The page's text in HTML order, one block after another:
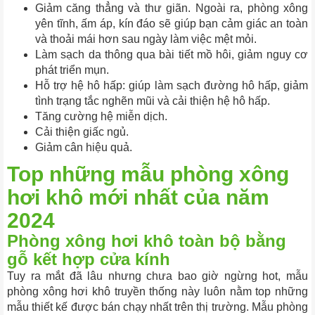
Giảm căng thẳng và thư giãn. Ngoài ra, phòng xông
yên tĩnh, ấm áp, kín đáo sẽ giúp bạn cảm giác an toàn
và thoải mái hơn sau ngày làm việc mệt mỏi.
Làm sạch da thông qua bài tiết mồ hôi, giảm nguy cơ
phát triển mụn.
Hỗ trợ hệ hô hấp: giúp làm sạch đường hô hấp, giảm
tình trạng tắc nghẽn mũi và cải thiện hệ hô hấp.
Tăng cường hệ miễn dịch.
Cải thiện giấc ngủ.
Giảm cân hiệu quả.
Top những mẫu phòng xông
hơi khô mới nhất của năm
2024
Phòng xông hơi khô toàn bộ bằng
gỗ kết hợp cửa kính
Tuy ra mắt đã lâu nhưng chưa bao giờ ngừng hot, mẫu
phòng xông hơi khô truyền thống này luôn nằm top những
mẫu thiết kế được bán chạy nhất trên thị trường. Mẫu phòng